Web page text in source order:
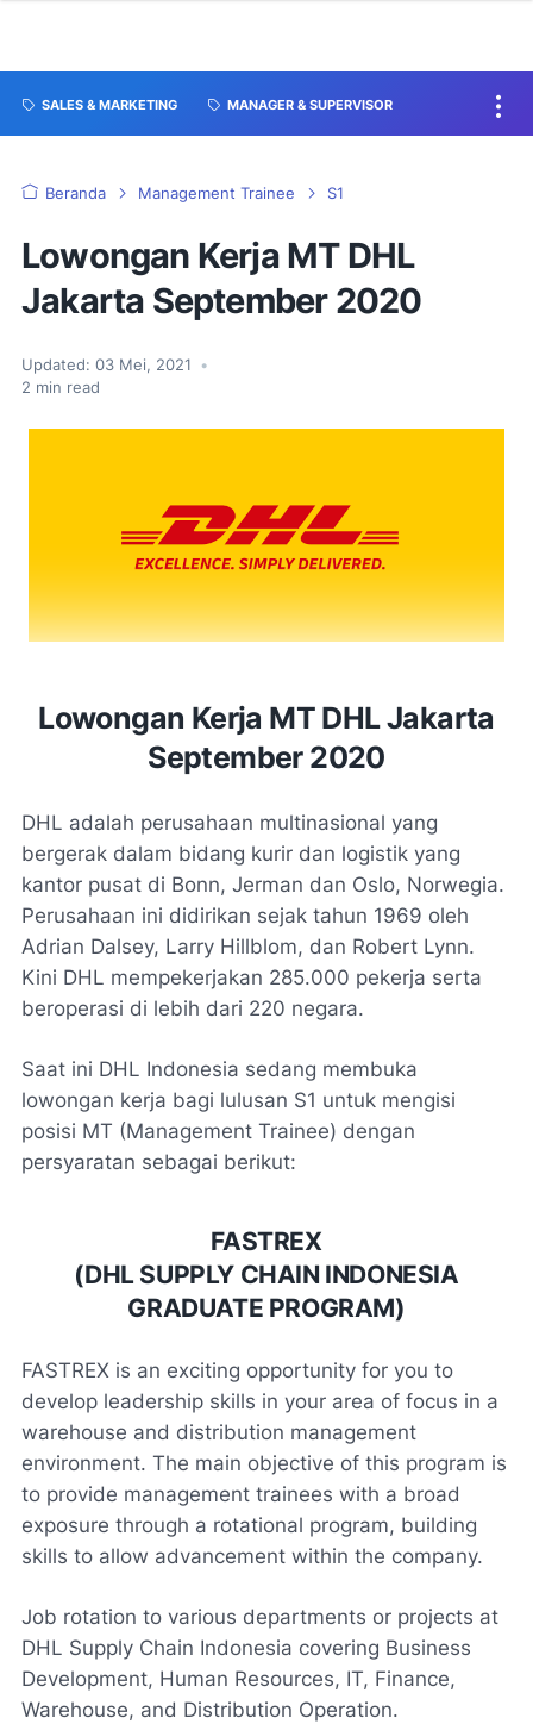
SALES & MARKETING MANAGER & SUPERVISOR
Beranda Management Trainee S1
Lowongan Kerja MT DHL
Jakarta September 2020
Updated: 03 Mei, 2021
•
2 min read
Lowongan Kerja MT DHL Jakarta
September 2020
DHL adalah perusahaan multinasional yang
bergerak dalam bidang kurir dan logistik yang
kantor pusat di Bonn, Jerman dan Oslo, Norwegia.
Perusahaan ini didirikan sejak tahun 1969 oleh
Adrian Dalsey, Larry Hillblom, dan Robert Lynn.
Kini DHL mempekerjakan 285.000 pekerja serta
beroperasi di lebih dari 220 negara.
Saat ini DHL Indonesia sedang membuka
lowongan kerja bagi lulusan S1 untuk mengisi
posisi MT (Management Trainee) dengan
persyaratan sebagai berikut:
FASTREX
(DHL SUPPLY CHAIN INDONESIA
GRADUATE PROGRAM)
FASTREX is an exciting opportunity for you to
develop leadership skills in your area of focus in a
warehouse and distribution management
environment. The main objective of this program is
to provide management trainees with a broad
exposure through a rotational program, building
skills to allow advancement within the company.
Job rotation to various departments or projects at
DHL Supply Chain Indonesia covering Business
Development, Human Resources, IT, Finance,
Warehouse, and Distribution Operation.